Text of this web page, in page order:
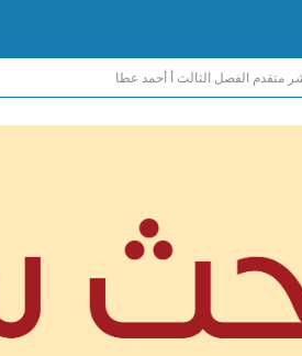
متقدم الفصل الثالث أ أحمد عطا